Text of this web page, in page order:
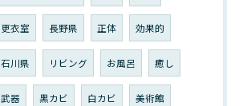
更衣室 長野県 正体 効果的
石川県 リビング お風呂 癒し
武器 黒カビ 白カビ 美術館